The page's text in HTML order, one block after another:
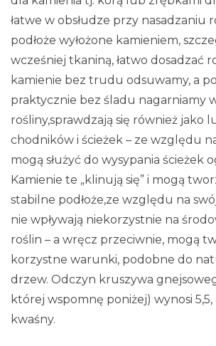
łatwe w obsłudze przy nasadzaniu
podłoże wyłożone kamieniem,
wcześniej tkaniną, łatwo dosadzać
kamienie bez trudu odsuwamy, a
praktycznie bez śladu nagarniamy
rośliny,sprawdzają się również jako
chodników i ścieżek – ze względu
mogą służyć do wysypania ścieżek
Kamienie te „klinują się” i mogą
stabilne podłoże,ze względu na
nie wpływają niekorzystnie na
roślin – a wręcz przeciwnie, mogą
korzystne warunki, podobne do
drzew. Odczyn kruszywa
której wspomnę poniżej) wynosi 5,5,
kwaśny.